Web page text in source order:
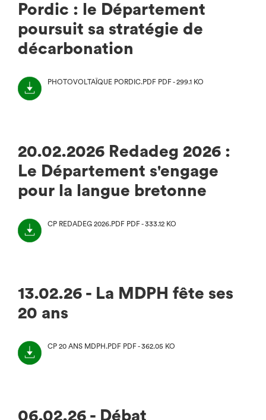
Pordic : le Département
poursuit sa stratégie de
décarbonation
PHOTOVOLTAÏQUE PORDIC.PDF PDF - 299.1 KO
20.02.2026 Redadeg 2026 :
Le Département s'engage
pour la langue bretonne
CP REDADEG 2026.PDF PDF - 333.12 KO
13.02.26 - La MDPH fête ses
20 ans
CP 20 ANS MDPH.PDF PDF - 362.05 KO
06.02.26 - Débat